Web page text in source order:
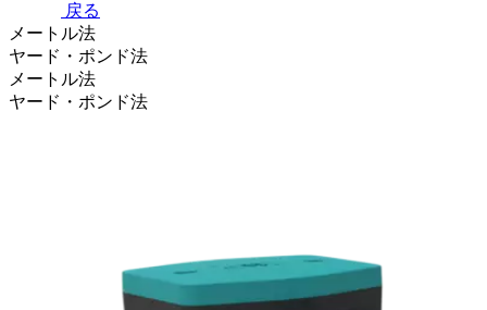
戻る
メートル法
ヤード・ポンド法
メートル法
ヤード・ポンド法